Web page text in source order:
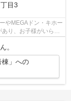
丁目3
やMEGAドン・キホー
り、お子様がいらっ
。
棟」への